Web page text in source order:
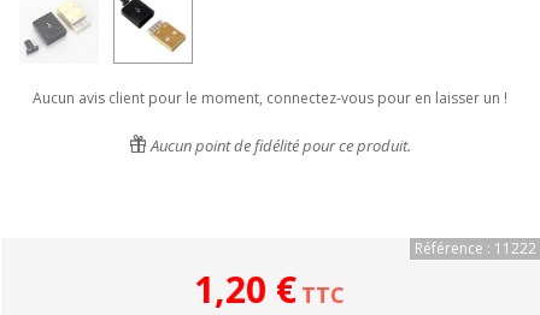
Aucun avis client pour le moment, connectez-vous pour en laisser un !
Aucun point de fidélité pour ce produit.
Référence : 11222
1,20 € TTC